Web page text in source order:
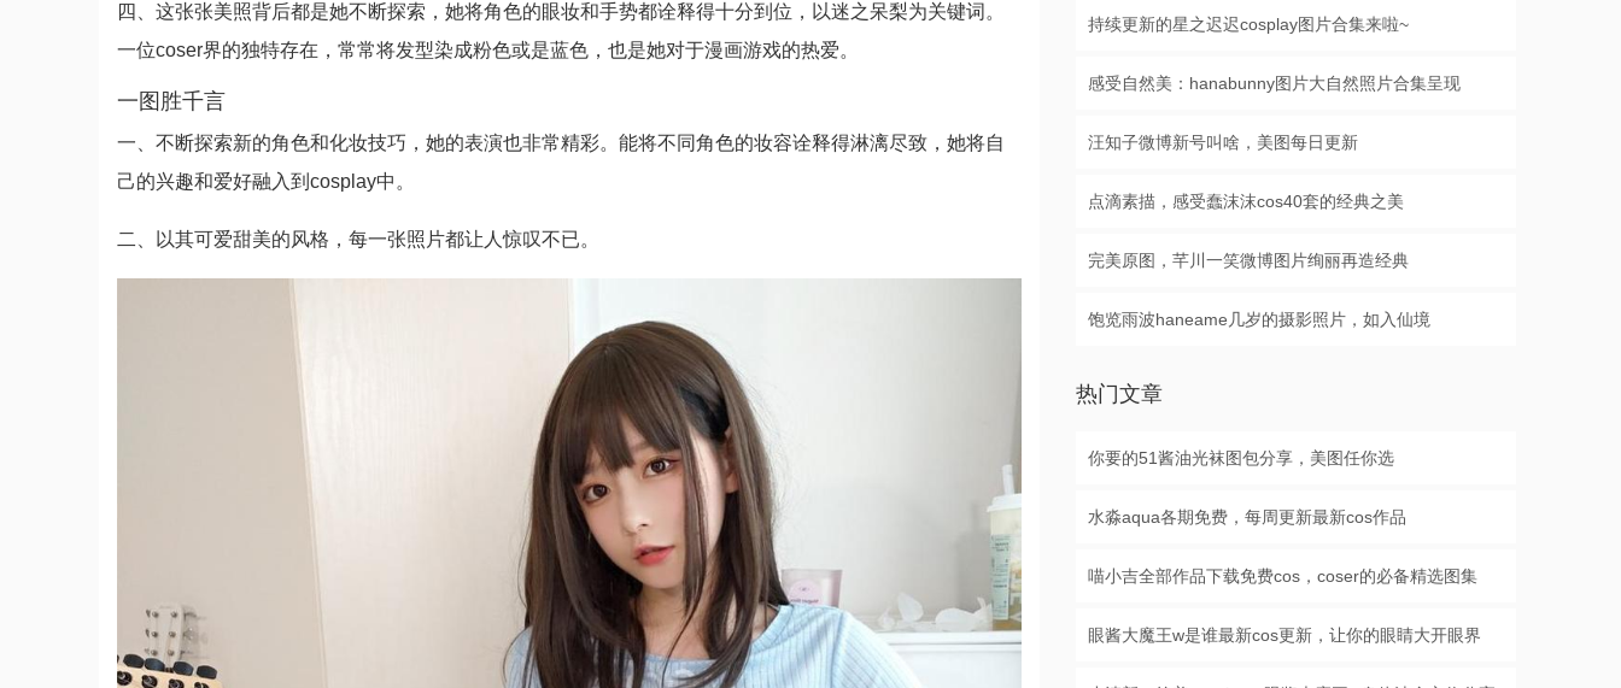
四、这张张美照背后都是她不断探索，她将角色的眼妆和手势都诠释得十分到位，以迷之呆梨为关键词。
一位coser界的独特存在，常常将发型染成粉色或是蓝色，也是她对于漫画游戏的热爱。
一图胜千言
一、不断探索新的角色和化妆技巧，她的表演也非常精彩。能将不同角色的妆容诠释得淋漓尽致，她将自
己的兴趣和爱好融入到cosplay中。
二、以其可爱甜美的风格，每一张照片都让人惊叹不已。
持续更新的星之迟迟cosplay图片合集来啦~
感受自然美：hanabunny图片大自然照片合集呈现
汪知子微博新号叫啥，美图每日更新
点滴素描，感受蠢沫沫cos40套的经典之美
完美原图，芊川一笑微博图片绚丽再造经典
饱览雨波haneame几岁的摄影照片，如入仙境
热门文章
你要的51酱油光袜图包分享，美图任你选
水淼aqua各期免费，每周更新最新cos作品
喵小吉全部作品下载免费cos，coser的必备精选图集
眼酱大魔王w是谁最新cos更新，让你的眼睛大开眼界